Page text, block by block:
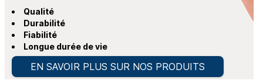
Qualité
Durabilité
Fiabilité
Longue durée de vie
EN SAVOIR PLUS SUR NOS PRODUITS